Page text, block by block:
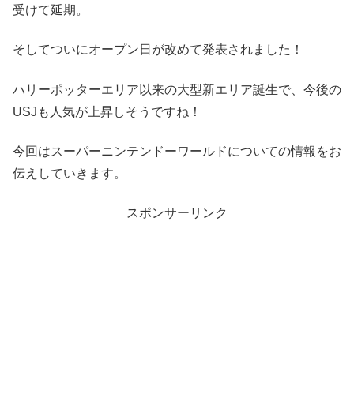
受けて延期。
そしてついにオープン日が改めて発表されました！
ハリーポッターエリア以来の大型新エリア誕生で、今後の
USJも人気が上昇しそうですね！
今回はスーパーニンテンドーワールドについての情報をお
伝えしていきます。
スポンサーリンク